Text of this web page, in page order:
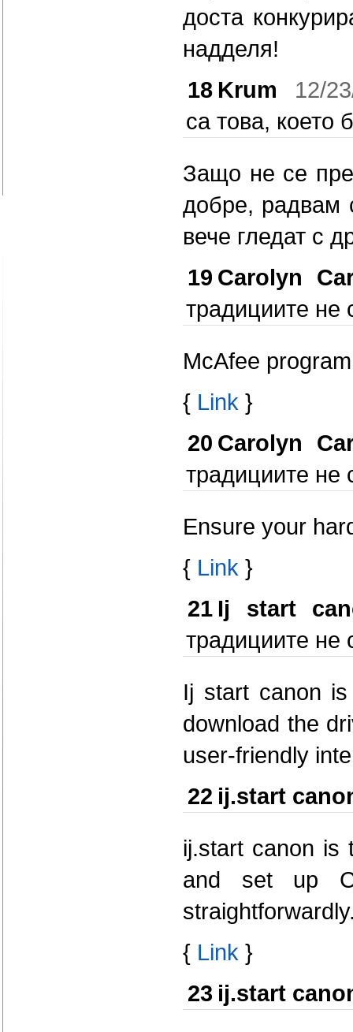
доста
надделя!
18 Krum
12/
са това, което
Защо не се
добре, радвам
вече гледат с
19 Carolyn
традициите не
McAfee
{ Link }
20 Carolyn
традициите не
Ensure your
{ Link }
21 Ij start
традициите не
Ij start canon
download the
user-friendly
22 ij.start
ij.start canon is
and set up
{ Link }
23 ij.start